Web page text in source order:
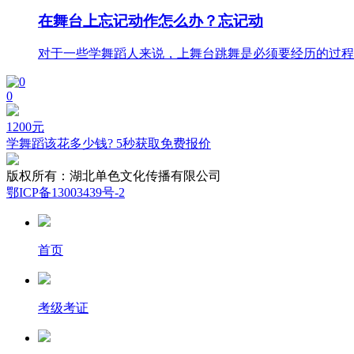
在舞台上忘记动作怎么办？忘记动
对于一些学舞蹈人来说，上舞台跳舞是必须要经历的过
0
1200元
学舞蹈该花多少钱? 5秒获取免费报价
版权所有： 湖北单色文化传播有限公司
鄂ICP备13003439号-2
首页
考级考证